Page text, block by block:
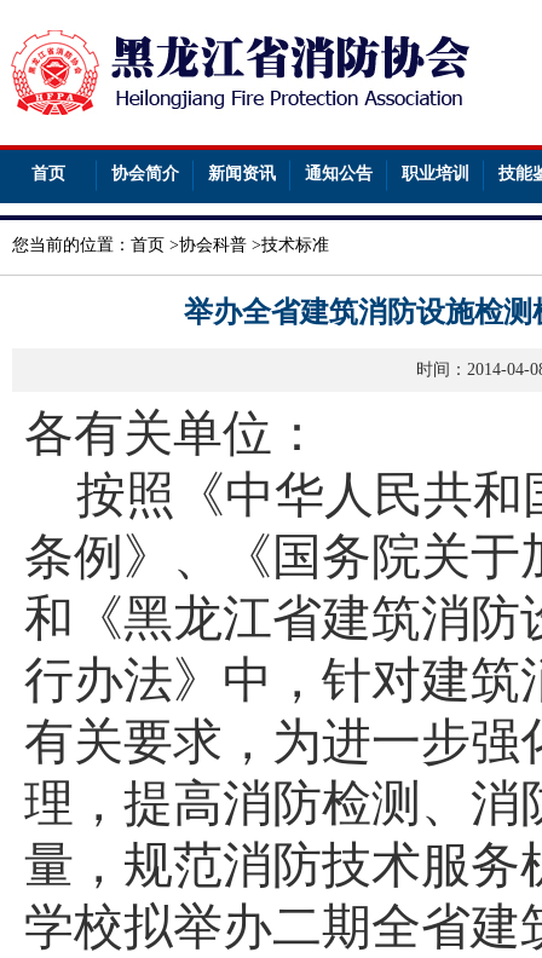
首页 协会简介 新闻资讯 通知公告 职业培训 技能
您当前的位置： 首页 >协会科普 >技术标准
举办全省建筑消防设施检
时间：2014-04-
各有关单位：
按照《中华人民共
条例》、《国务院关于
和 《黑龙江省建筑消
行办法》 中，针对建筑
有关要求，为进一步
理，提高消防检测、
量，规范消防技术服
学校拟举办二期全省